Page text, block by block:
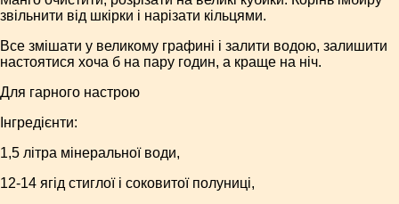
звільнити від шкірки і нарізати кільцями.
Все змішати у великому графині і залити водою, залишити
настоятися хоча б на пару годин, а краще на ніч.
Для гарного настрою
Інгредієнти:
1,5 літра мінеральної води,
12-14 ягід стиглої і соковитої полуниці,